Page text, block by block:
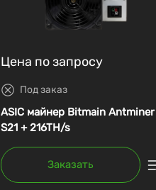
Цена по запросу
Под заказ
ASIC майнер Bitmain Antminer
S21 + 216TH/s
Заказать